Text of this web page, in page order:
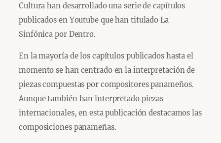
Cultura han desarrollado una serie de capítulos
publicados en Youtube que han titulado La
Sinfónica por Dentro.
En la mayoría de los capítulos publicados hasta el
momento se han centrado en la interpretación de
piezas compuestas por compositores panameños.
Aunque también han interpretado piezas
internacionales, en esta publicación destacamos las
composiciones panameñas.